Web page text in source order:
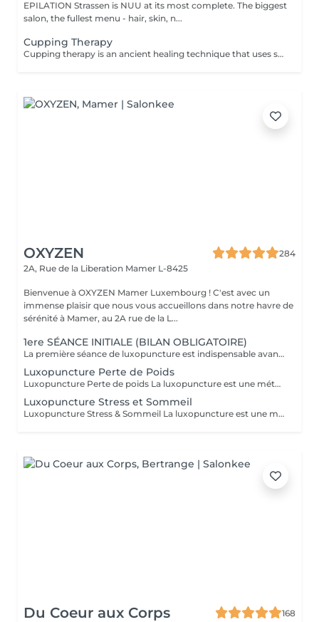
EPILATION Strassen is NUU at its most complete. The biggest
salon, the fullest menu - hair, skin, n...
Cupping Therapy
Cupping therapy is an ancient healing technique that uses special cups to create gentle suction on the skin. This suction promotes blood flow, relieves muscle tension, reduces inflammation, and supports deep relaxation. The treatment can help release toxins, improve circulation, and ease chronic pain or stiffness. *Please note that cupping therapy could just be added to a massage service with includes back massage.
OXYZEN
284
2A, Rue de la Liberation Mamer L-8425
Bienvenue à OXYZEN Mamer Luxembourg ! C'est avec un
immense plaisir que nous vous accueillons dans notre havre de
sérénité à Mamer, au 2A rue de la L...
1ere SÉANCE INITIALE (BILAN OBLIGATOIRE)
La première séance de luxopuncture est indispensable avant de débuter tout programme. D'une durée d'environ 1 heure, elle se déroule en deux temps : 30 minutes d'échange approfondi (anamnèse) pour comprendre vos besoins, vos habitudes et définir vos objectifs 30 minutes de séance de luxopuncture, adaptée en fonction de cet échange Cette étape permet de personnaliser votre accompagnement et d'optimiser les résultats. Chaque protocole est ainsi ajusté à votre profil (poids, stress, sommeil, compulsions). Séance essentielle pour un suivi efficace et durable Permet un accompagnement sur mesure Un premier pas vers votre équilibre et votre bien-être durable.
Luxopuncture Perte de Poids
Luxopuncture Perte de poids La luxopuncture est une méthode douce et non invasive qui aide à réguler l'appétit, réduire les fringales et rééquilibrer le métabolisme. Idéale pour accompagner une perte de poids progressive, elle agit également sur le stress et les compulsions alimentaires. Chaque séance est adaptée à vos besoins afin de vous accompagner en douceur vers un meilleur équilibre et des résultats durables. Un accompagnement naturel pour retrouver légèreté, équilibre et bien-être au quotidien.
Luxopuncture Stress et Sommeil
Luxopuncture Stress & Sommeil La luxopuncture est une méthode douce et non invasive qui aide à apaiser le système nerveux, réduire le stress et améliorer la qualité du sommeil. Elle se pratique à l'aide d'un stylo à infrarouge qui stimule des points réflexes du corps, sans aiguille et en toute douceur. Chaque séance est adaptée à vos besoins afin de favoriser un relâchement profond et un apaisement durable. Un accompagnement naturel pour retrouver calme, sérénité et un sommeil réparateur.
Du Coeur aux Corps
168